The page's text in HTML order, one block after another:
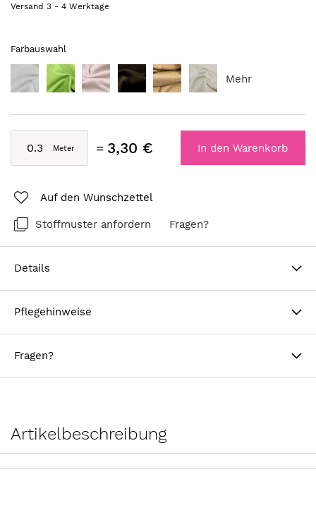
Versand 3 - 4 Werktage
Farbauswahl
Mehr
3,30 € In den Warenkorb
Auf den Wunschzettel
Stoffmuster anfordern Fragen?
Details
Pflegehinweise
Fragen?
Artikelbeschreibung